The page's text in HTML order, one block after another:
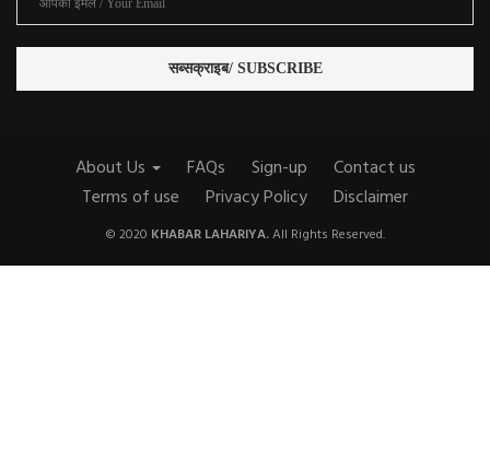
About Us FAQs Sign-up
Contact us
Terms of use
Privacy Policy Disclaimer
© 2020 KHABAR LAHARIYA.All Rights Reserved.